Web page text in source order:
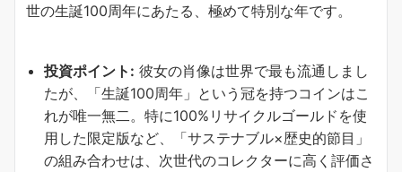
世の生誕100周年にあたる、極めて特別な年です。
投資ポイント: 彼女の肖像は世界で最も流通しまし
たが、「生誕100周年」という冠を持つコインはこ
れが唯一無二。特に100%リサイクルゴールドを使
用した限定版など、「サステナブル×歴史的節目」
の組み合わせは、次世代のコレクターに高く評価さ